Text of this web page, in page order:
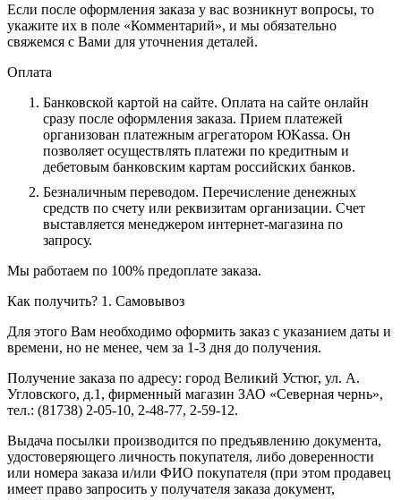
Если после оформления заказа у вас возникнут вопросы, то
укажите их в поле «Комментарий», и мы обязательно
свяжемся с Вами для уточнения деталей.
Оплата
Банковской картой на сайте. Оплата на сайте онлайн
сразу после оформления заказа. Прием платежей
организован платежным агрегатором ЮKassa. Он
позволяет осуществлять платежи по кредитным и
дебетовым банковским картам российских банков.
Безналичным переводом. Перечисление денежных
средств по счету или реквизитам организации. Счет
выставляется менеджером интернет-магазина по
запросу.
Мы работаем по 100% предоплате заказа.
Как получить? 1. Самовывоз
Для этого Вам необходимо оформить заказ с указанием даты и
времени, но не менее, чем за 1-3 дня до получения.
Получение заказа по адресу: город Великий Устюг, ул. А.
Угловского, д.1, фирменный магазин ЗАО «Северная чернь»,
тел.: (81738) 2-05-10, 2-48-77, 2-59-12.
Выдача посылки производится по предъявлению документа,
удостоверяющего личность покупателя, либо доверенности
или номера заказа и/или ФИО покупателя (при этом продавец
имеет право запросить у получателя заказа документ,